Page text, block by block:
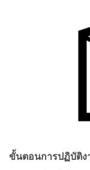
ขั้นตอนการปฏิบัติ